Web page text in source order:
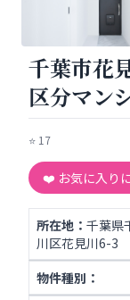
千葉市花
区分マン
⭐ 17
❤️ お気に入り
所在地： 千葉県
川区花見川6-3
物件種別：